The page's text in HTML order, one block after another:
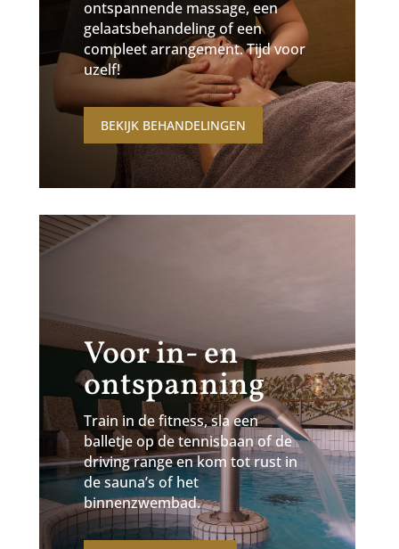
ontspannende massage, een
gelaatsbehandeling of een
compleet arrangement. Tijd voor
uzelf!
BEKIJK BEHANDELINGEN
Voor in- en
ontspanning
Train in de fitness, sla een
balletje op de tennisbaan of de
driving range en kom tot rust in
de sauna’s of het
binnenzwembad.